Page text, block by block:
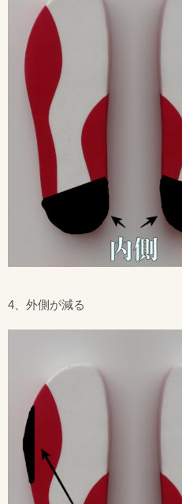
4、外側が減る